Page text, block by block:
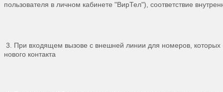
пользователя в личном кабинете "ВирТел"), соответствие
3. При входящем вызове с внешней линии для номеров, которых
нового контакта